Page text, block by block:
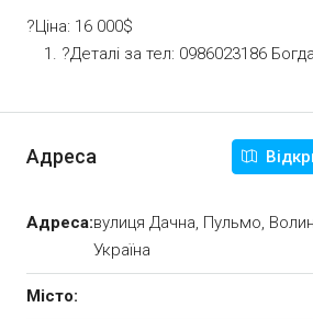
?Ціна: 16 000$
?Деталі за тел: 0986023186
Адреса
Адреса:вулиця Дачна, Пульмо,
Україна
Місто: